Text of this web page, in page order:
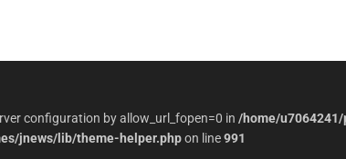
configuration by allow_url_fopen=0 in /home/
jnews/lib/theme-helper.phpon line991